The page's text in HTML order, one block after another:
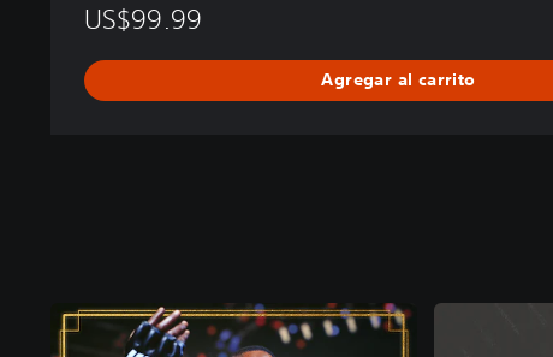
US$99.99
Agregar al carrito